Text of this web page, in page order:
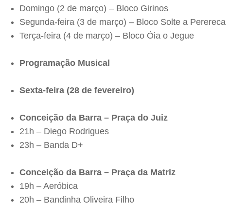
Domingo (2 de março) – Bloco Girinos
Segunda-feira (3 de março) – Bloco Solte a Perereca
Terça-feira (4 de março) – Bloco Óia o Jegue
Programação Musical
Sexta-feira (28 de fevereiro)
Conceição da Barra – Praça do Juiz
21h – Diego Rodrigues
23h – Banda D+
Conceição da Barra – Praça da Matriz
19h – Aeróbica
20h – Bandinha Oliveira Filho